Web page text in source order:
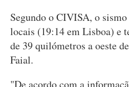
Segundo o CIVISA, o
locais (19:14 em Lisboa) e
de 39 quilómetros a oeste
Faial.
"De acordo com a